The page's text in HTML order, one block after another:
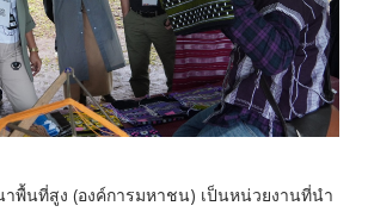
พื้นที่สูง (องค์การมหาชน) เป็นหน่วยงานที่นำ